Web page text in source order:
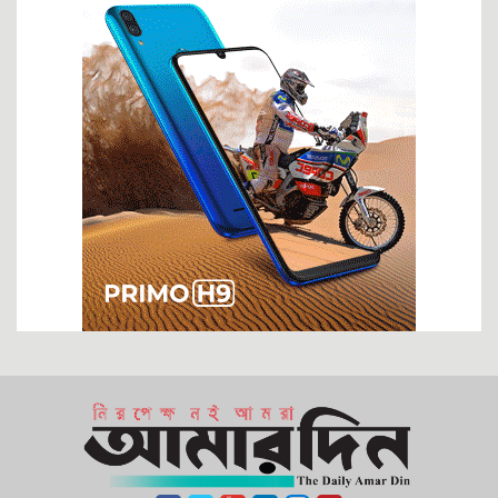
জাইমা রহমানের প্রতিভা দেশের সেবায় কাজে লাগান
জুলাই সনদ: ভবিষ্যৎ রাজনীতির টার্নিং পয়েন্ট
দুই সপ্তাহের যুদ্ধ বিরতিতে কার জয় কার পরাজয়?
‘পাগল’ ট্রাম্পকে থামাবে কে?
ইরানে স্থল যুদ্ধ এবং মার্কিন ৮২ এয়ারবোর্ন ডিভিশন
ফাঁসিও যথেষ্ট নয় এই নিপীড়কের শাস্তি
আনন্দ-বেদনার ঈদ এবং কিছু প্রশ্ন
ইরানের অসমমিত যুদ্ধ কৌশল
দুদক চেয়ারম্যান নিয়োগ নিয়ে ষড়যন্ত্র!
নতুন সরকারের হালচাল: ইতিবাচক অগ্রগতি, নাকি বিতর্কের ছায়া?
ট্রাম্পের যুদ্ধবিরতির প্রস্তাব, তেহরানের প্রত্যাখ্যান
অপারেশন ‘ফতে খাইবার’ ‘লায়ন্স রোয়ার’ ‘এপিক ফিওরি’
রাষ্ট্র ও রাজনীতিতে গুণগত পরিবর্তনের ইঙ্গিত